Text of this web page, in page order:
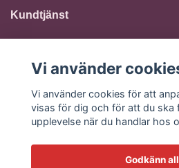
Kundtjänst
Sociala medier
Vi använder
Vi använder cookies för att
visas för dig och för att du ska
upplevelse när du handlar hos
Godkänn